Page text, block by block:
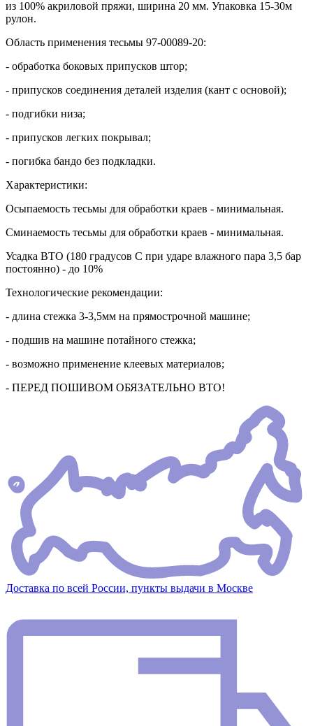
из 100% акриловой пряжи, ширина 20 мм. Упаковка 15-30м
рулон.
Область применения тесьмы 97-00089-20:
- обработка боковых припусков штор;
- припусков соединения деталей изделия (кант с основой);
- подгибки низа;
- припусков легких покрывал;
- погибка бандо без подкладки.
Характеристики:
Осыпаемость тесьмы для обработки краев - минимальная.
Сминаемость тесьмы для обработки краев - минимальная.
Усадка ВТО (180 градусов С при ударе влажного пара 3,5 бар
постоянно) - до 10%
Технологические рекомендации:
- длина стежка 3-3,5мм на прямострочной машине;
- подшив на машине потайного стежка;
- возможно применение клеевых материалов;
- ПЕРЕД ПОШИВОМ ОБЯЗАТЕЛЬНО ВТО!
Доставка по всей России, пункты выдачи в Москве